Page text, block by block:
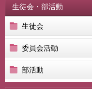
生徒会・部活動
生徒会
委員会活動
部活動